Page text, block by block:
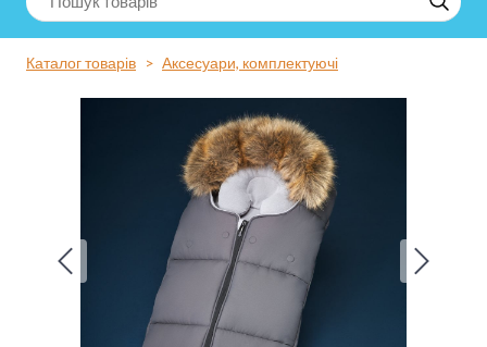
Каталог товарів Аксесуари, комплектуючі